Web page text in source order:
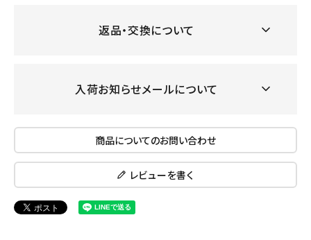
返品・交換について
入荷お知らせメールについて
商品についてのお問い合わせ
レビューを書く